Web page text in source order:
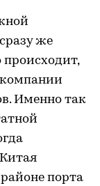
же
происходит,
компании
Именно так
порта